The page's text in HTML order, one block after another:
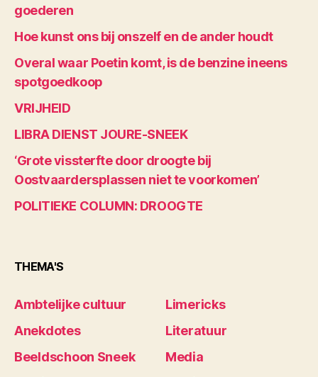
goederen
Hoe kunst ons bij onszelf en de ander houdt
Overal waar Poetin komt, is de benzine ineens
spotgoedkoop
VRIJHEID
LIBRA DIENST JOURE-SNEEK
‘Grote vissterfte door droogte bij
Oostvaardersplassen niet te voorkomen’
POLITIEKE COLUMN: DROOGTE
THEMA'S
Ambtelijke cultuur
Anekdotes
Beeldschoon Sneek
Limericks
Literatuur
Media